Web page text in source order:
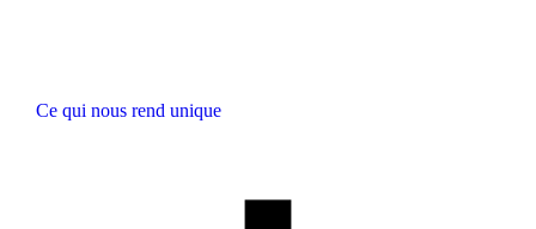
Ce qui nous rend unique